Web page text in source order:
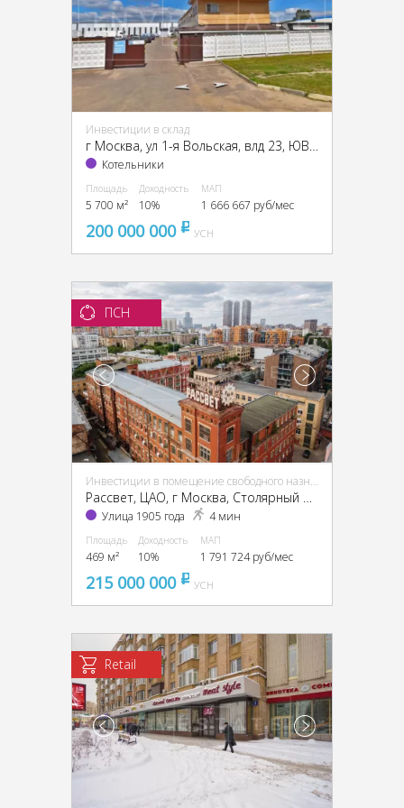
Инвестиции в склад
г Москва, ул 1-я Вольская, влд 23, ЮВАО, г Москва, 1-я Вольская ул., вл. 23
Котельники
Площадь
5 700 м²
Доходность
10%
МАП
1 666 667 руб/мес
200 000 000 pуб
УСН
ПСН
Инвестиции в помещение свободного назначения (ПСН)
Улица 1905 года 4 мин
Площадь
469 м²
Доходность
10%
МАП
1 791 724 руб/мес
215 000 000 pуб
УСН
Retail